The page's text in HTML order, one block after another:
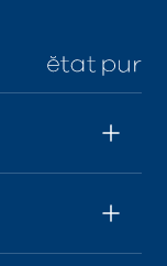
em uma nova